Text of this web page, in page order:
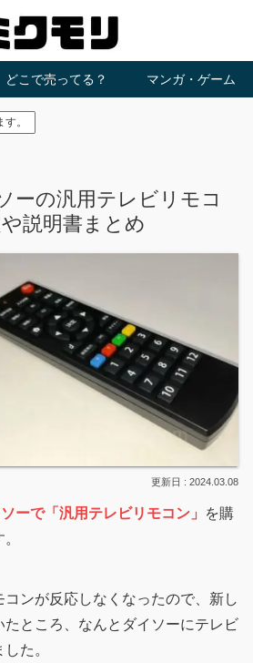
どこで売ってる？ マンガ・ゲーム
。
ーの汎用テレビリモコ
説明書まとめ
2024.03.08
ーで「汎用テレビリモコン」
を購
ンが反応しなくなったので、新し
たところ、なんとダイソーにテレビ
た。